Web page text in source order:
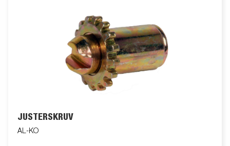
JUSTERSKRUV
AL-KO